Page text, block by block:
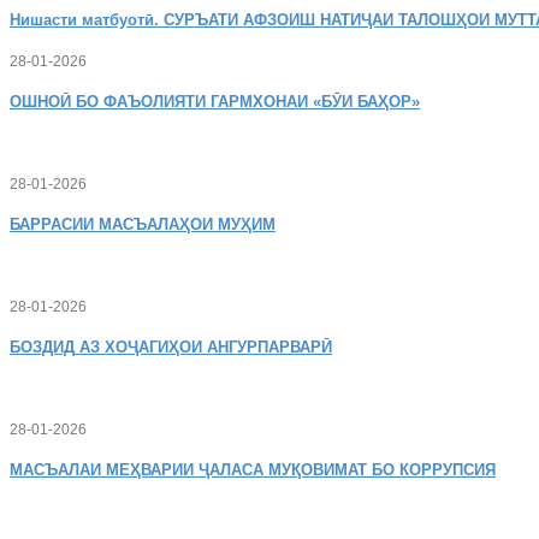
Нишасти матбуотӣ. СУРЪАТИ АФЗОИШ НАТИҶАИ ТАЛОШҲОИ
28-01-2026
ОШНОӢ БО ФАЪОЛИЯТИ ГАРМХОНАИ «БӮИ БАҲОР»
28-01-2026
БАРРАСИИ МАСЪАЛАҲОИ МУҲИМ
28-01-2026
БОЗДИД АЗ ХОҶАГИҲОИ АНГУРПАРВАРӢ
28-01-2026
МАСЪАЛАИ МЕҲВАРИИ ҶАЛАСА МУҚОВИМАТ БО КОРРУПСИЯ